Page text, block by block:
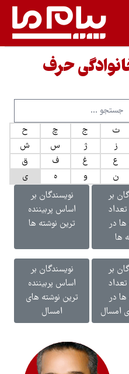
حرف
ث ج چ
ح
ز ژ س
ش
ع غ ف
ق
ن و ه
ی
بر
ها در
ها
نویسندگان بر
اساس پربیننده
ترین نوشته ها
بر
ها در
امسال
نویسندگان بر
اساس پربیننده
ترین نوشته های
امسال